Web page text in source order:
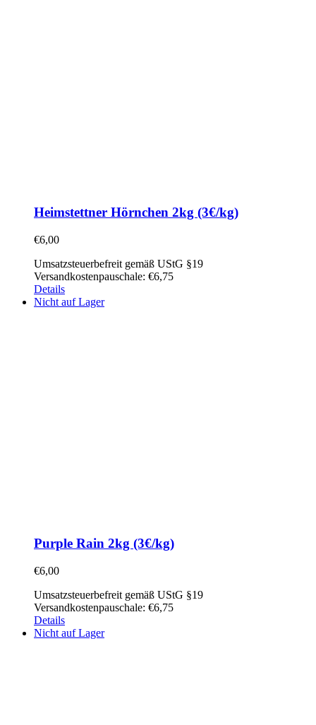
Heimstettner Hörnchen 2kg (3€/kg)
€6,00
Umsatzsteuerbefreit gemäß UStG §19
Versandkostenpauschale: €6,75
Details
Nicht auf Lager
Purple Rain 2kg (3€/kg)
€6,00
Umsatzsteuerbefreit gemäß UStG §19
Versandkostenpauschale: €6,75
Details
Nicht auf Lager